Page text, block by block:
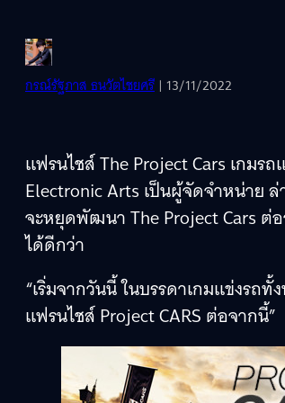
กรณ์รัฐภาส ธนวัตไชยศรี | 13/11/2022
แฟรนไชส์ The Project Cars เกม
Electronic Arts เป็นผู้จัดจำหน่าย
จะหยุดพัฒนา The Project Cars ต่
ได้ดีกว่า
“เริ่มจากวันนี้ ในบรรดาเกมแข่งร
แฟรนไชส์ Project CARS ต่อจากนี้”